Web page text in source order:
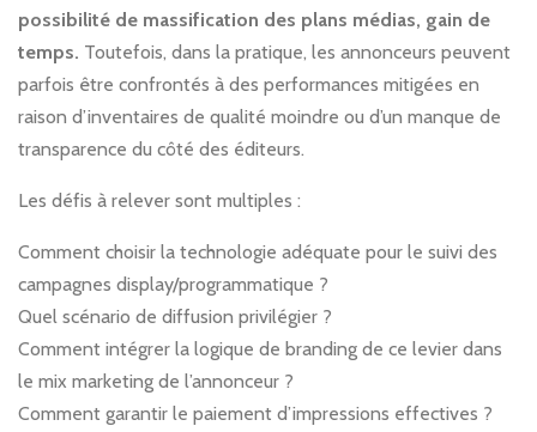
possibilité de massification des plans médias, gain de
temps. Toutefois, dans la pratique, les annonceurs peuvent
parfois être confrontés à des performances mitigées en
raison d’inventaires de qualité moindre ou d’un manque de
transparence du côté des éditeurs.
Les défis à relever sont multiples :
Comment choisir la technologie adéquate pour le suivi des
campagnes display/programmatique ?
Quel scénario de diffusion privilégier ?
Comment intégrer la logique de branding de ce levier dans
le mix marketing de l’annonceur ?
Comment garantir le paiement d’impressions effectives ?